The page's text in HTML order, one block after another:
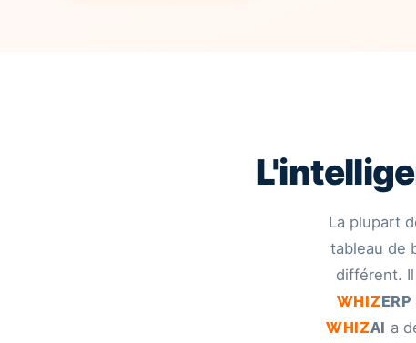
La plupart
tableau de
différent.
WHIZERP
WHIZAI a